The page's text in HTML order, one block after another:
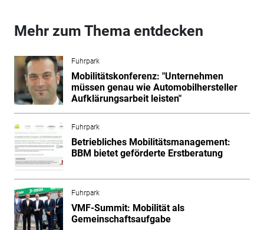
Mehr zum Thema entdecken
Fuhrpark
Mobilitätskonferenz: "Unternehmen
müssen genau wie Automobilhersteller
Aufklärungsarbeit leisten"
Fuhrpark
Betriebliches Mobilitätsmanagement:
BBM bietet geförderte Erstberatung
Fuhrpark
VMF-Summit: Mobilität als
Gemeinschaftsaufgabe